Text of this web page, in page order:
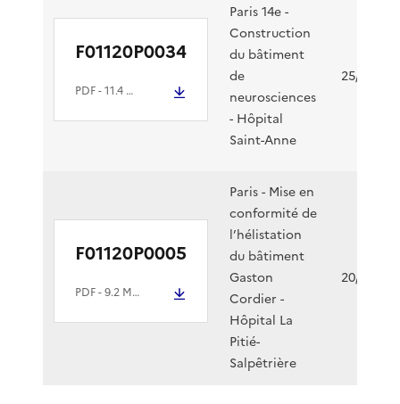
F01120P0034
PDF- 11.4 Mio
Paris 14e -
Construction
du bâtiment
de
neurosciences
- Hôpital
Saint-Anne
25/02/
F01120P0005
PDF- 9.2 Mio
Paris - Mise en
conformité de
l’hélistation
du bâtiment
Gaston
Cordier -
Hôpital La
Pitié-
Salpêtrière
20/02/